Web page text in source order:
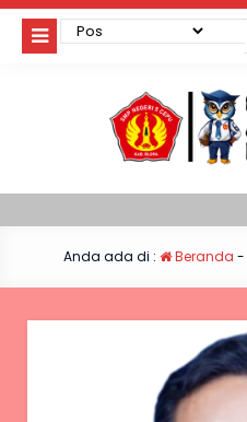
Anda ada di : Beranda -